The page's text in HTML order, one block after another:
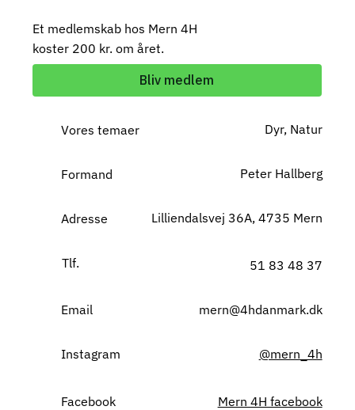
Et medlemskab hos Mern 4H
koster 200 kr. om året.
Bliv medlem
Vores temaer Dyr, Natur
Adresse Lilliendalsvej 36A, 4735 Mern
Formand Peter Hallberg
Tlf. 51 83 48 37
Email mern@4hdanmark.dk
Instagram @mern_4h
Facebook Mern 4H facebook